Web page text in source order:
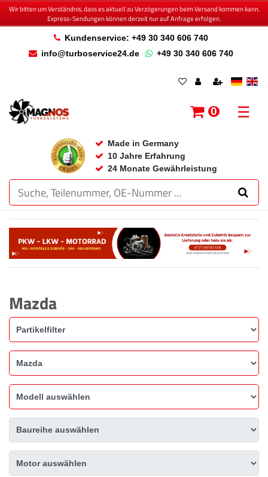
Wir bitten um Verständnis, dass es aktuell zu Verzögerungen beim Versand kommen kann.
Express-Sendungen können derzeit nur auf Anfrage erfolgen.
Kundenservice: +49 30 340 606 740
info@turboservice24.de
+49 30 340 606 740
Made in Germany
10 Jahre Erfahrung
24 Monate Gewährleistung
0 ☰
Mazda